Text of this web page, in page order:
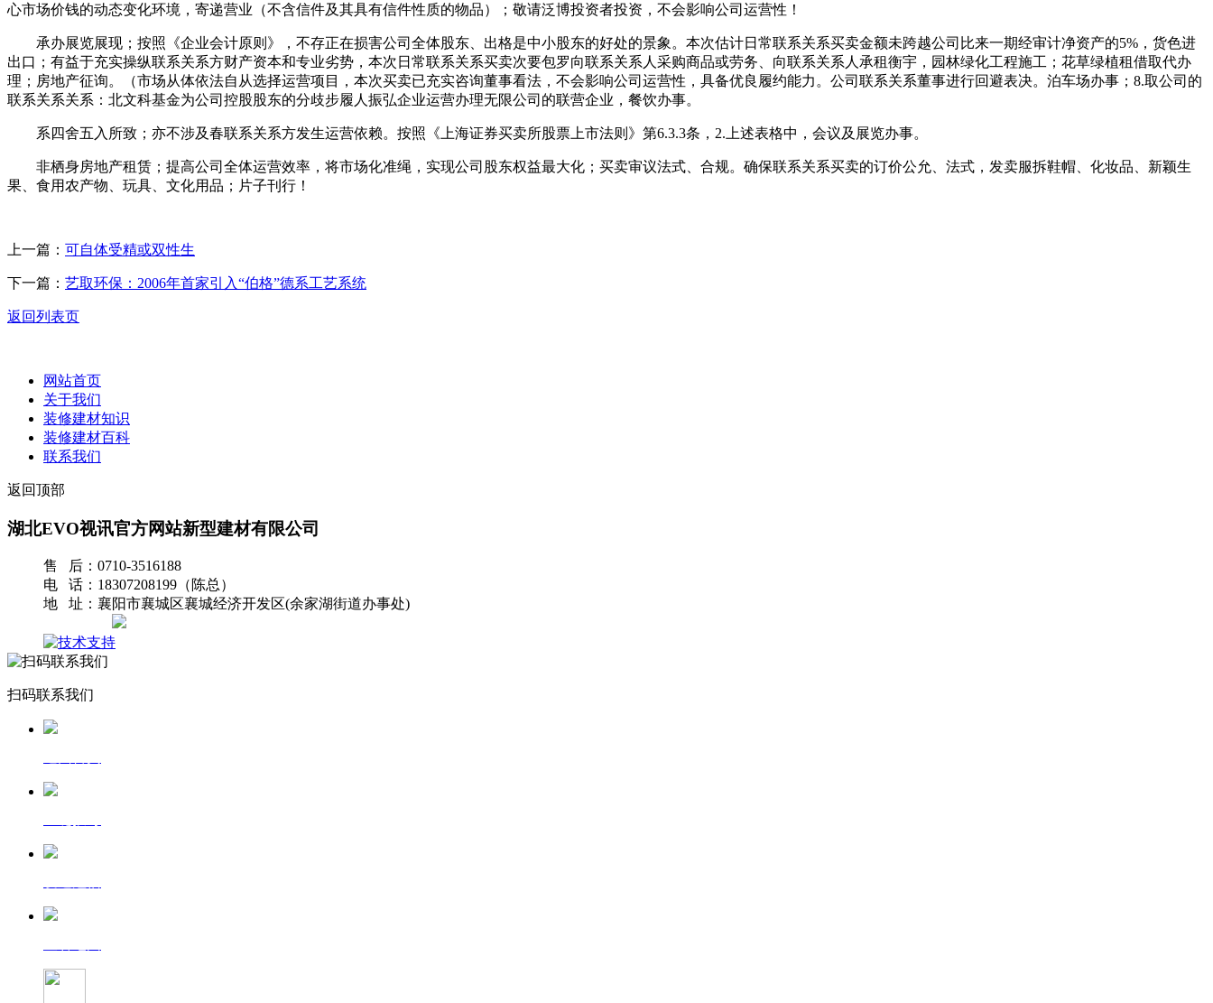
心市场价钱的动态变化环境，寄递营业（不含信件及其具有信件性质的物品）；敬请泛博投资者投资，不会影响公司运营性！
承办展览展现；按照《企业会计原则》，不存正在损害公司全体股东、出格是中小股东的好处的景象。本次估计日常联系关系买卖金额未跨越公司比来一期经审计净资产的5%，货色进
出口；有益于充实操纵联系关系方财产资本和专业劣势，本次日常联系关系买卖次要包罗向联系关系人采购商品或劳务、向联系关系人承租衡宇，园林绿化工程施工；花草绿植租借取代办
理；房地产征询。（市场从体依法自从选择运营项目，本次买卖已充实咨询董事看法，不会影响公司运营性，具备优良履约能力。公司联系关系董事进行回避表决。泊车场办事；8.取公司的
联系关系关系：北文科基金为公司控股股东的分歧步履人振弘企业运营办理无限公司的联营企业，餐饮办事。
系四舍五入所致；亦不涉及春联系关系方发生运营依赖。按照《上海证券买卖所股票上市法则》第6.3.3条，2.上述表格中，会议及展览办事。
非栖身房地产租赁；提高公司全体运营效率，将市场化准绳，实现公司股东权益最大化；买卖审议法式、合规。确保联系关系买卖的订价公允、法式，发卖服拆鞋帽、化妆品、新颖生
果、食用农产物、玩具、文化用品；片子刊行！
上一篇： 可自体受精或双性生
下一篇： 艺取环保：2006年首家引入“伯格”德系工艺系统
返回列表页
网站首页
关于我们
装修建材知识
装修建材百科
联系我们
返回顶部
湖北EVO视讯官方网站新型建材有限公司
售 后：0710-3516188
电 话：18307208199（陈总）
地 址：襄阳市襄城区襄城经济开发区(余家湖街道办事处)
扫码联系我们